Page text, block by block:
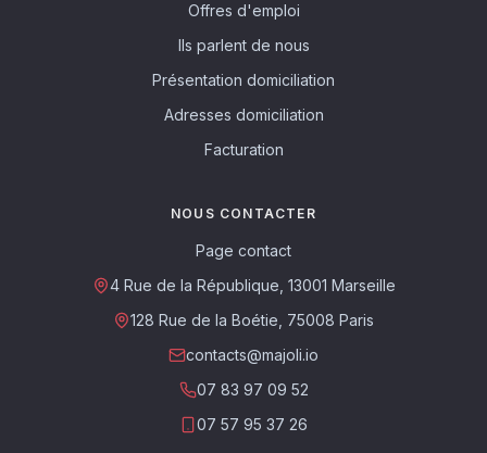
Offres d'emploi
Ils parlent de nous
Présentation domiciliation
Adresses domiciliation
Facturation
NOUS CONTACTER
Page contact
4 Rue de la République, 13001 Marseille
128 Rue de la Boétie, 75008 Paris
contacts@majoli.io
07 83 97 09 52
07 57 95 37 26